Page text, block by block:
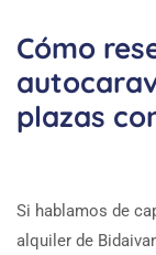
Cómo
plazas
Si hablamos de
alquiler de